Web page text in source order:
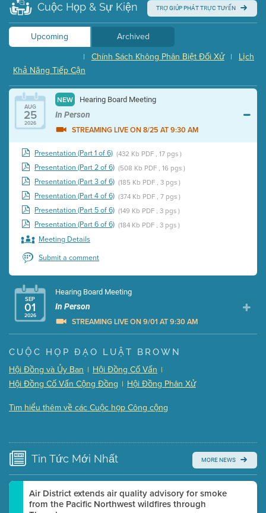
Cuộc Họp & Sự Kiện TRỢ GIÚP PHÁT TRỰC TUYẾN
Upcoming
Archived
Lịch
|
Chính Sách Không Phân Biệt Đối Xử
|
Khả Năng Tiếp Cận
AUG
25
2026
NEW Hearing Board Meeting
In Person
STREAMING LIVE ON 8/25 AT 9:30 AM
Presentation (Part 1 of 6) (432 Kb PDF , 17 pgs )
Presentation (Part 2 of 6) (508 Kb PDF , 16 pgs )
Presentation (Part 3 of 6) (185 Kb PDF , 3 pgs )
Presentation (Part 4 of 6) (374 Kb PDF , 7 pgs )
Presentation (Part 5 of 6) (149 Kb PDF , 3 pgs )
Presentation (Part 6 of 6) (184 Kb PDF , 3 pgs )
Meeting Details
Submit a comment
SEP
01
2026
Hearing Board Meeting
In Person
STREAMING LIVE ON 9/01 AT 9:30 AM
Presentation (Part 1 of 3) (5 Mb PDF , 87 pgs )
Presentation (Part 2 of 3) (121 Kb PDF , 2 pgs )
Presentation (Part 3 of 3) (168 Kb PDF , 3 pgs )
Meeting Details
Submit a comment
time.
Watch for real-time closed captioning with agenda
Learn more
CUỘC HỌP ĐẠO LUẬT BROWN
Hội Đồng và Ủy Ban | Hội Đồng Cố Vấn |
Hội Đồng Cố Vấn Cộng Đồng | Hội Đồng Phân Xử
Tìm hiểu thêm về các Cuộc họp Công cộng
Tin Tức Mới Nhất MORE NEWS
Air District extends air quality advisory for smoke
from the Pacific Northwest wildfires through